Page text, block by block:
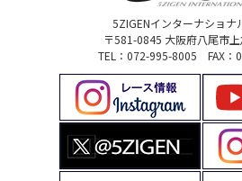
5ZIGENインターナショナ
〒581-0845 大阪府八尾市
TEL：072-995-8005 FAX：